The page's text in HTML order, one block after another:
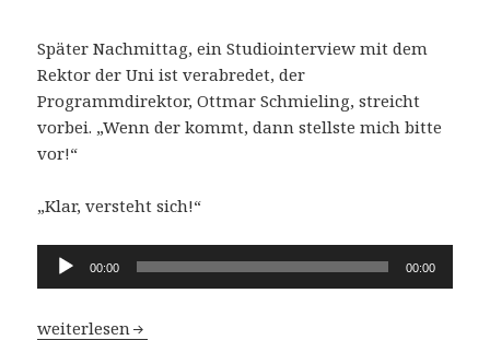
Später Nachmittag, ein Studiointerview mit dem
Rektor der Uni ist verabredet, der
Programmdirektor, Ottmar Schmieling, streicht
vorbei. „Wenn der kommt, dann stellste mich bitte
vor!“
„Klar, versteht sich!“
Audio-
00:00 00:00
Le Lotte nella Radio di Weimar – Kap.2 Ottmar
weiterlesen